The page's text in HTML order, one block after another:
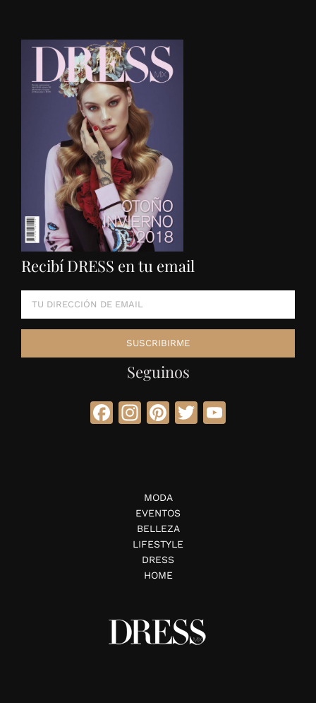
Recibí DRESS en tu email
Seguinos
Facebook
Instagram
Pinterest
Twitter
MODA
EVENTOS
BELLEZA
LIFESTYLE
DRESS
HOME